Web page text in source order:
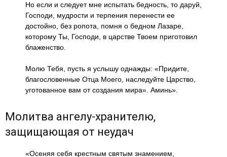
Но если и следует мне испытать бедность, то даруй,
Господи, мудрости и терпения перенести ее
достойно, без ропота, помня о бедном Лазаре,
которому Ты, Господи, в царстве Твоем приготовил
блаженство.
Молю Тебя, пусть я услышу однажды: «Придите,
благословенные Отца Моего, наследуйте Царство,
уготованное вам от создания мира». Аминь».
Молитва ангелу-хранителю,
защищающая от неудач
«Осеняя себя крестным святым знамением,